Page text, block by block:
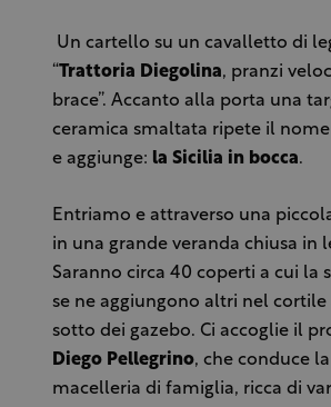
Un cartello su un cavalletto di
“Trattoria Diegolina, pranzi
brace”. Accanto alla porta una
ceramica smaltata ripete il
e aggiunge: la Sicilia in bocca.
Entriamo e attraverso una
in una grande veranda chiusa in
Saranno circa 40 coperti a cui la
se ne aggiungono altri nel
sotto dei gazebo. Ci accoglie il
Diego Pellegrino, che conduce
macelleria di famiglia, ricca di